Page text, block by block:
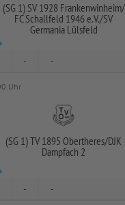
(SG 1) SV 1928 Frankenwinheim/
FC Schallfeld 1946 e.V./SV
Germania Lülsfeld
- -
Uhr
(SG 1) TV 1895 Obertheres/DJK
Dampfach 2
- -